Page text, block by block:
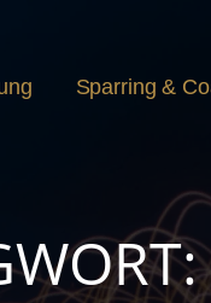
Sparring &